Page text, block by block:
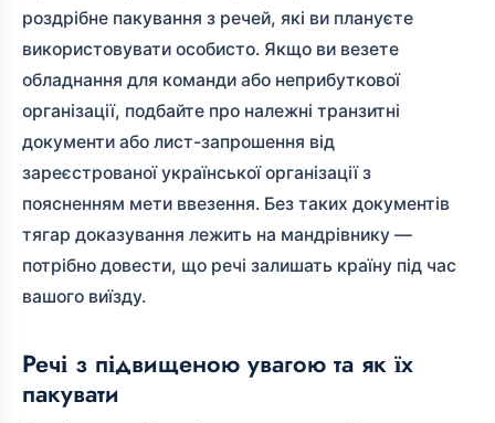
роздрібне пакування з речей, які ви плануєте
використовувати особисто. Якщо ви везете
обладнання для команди або неприбуткової
організації, подбайте про належні транзитні
документи або лист-запрошення від
зареєстрованої української організації з
поясненням мети ввезення. Без таких документів
тягар доказування лежить на мандрівнику —
потрібно довести, що речі залишать країну під час
вашого виїзду.
Речі з підвищеною увагою та як їх
пакувати